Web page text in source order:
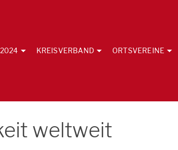
KREISVERBAND ORTSVEREINE
weltweit